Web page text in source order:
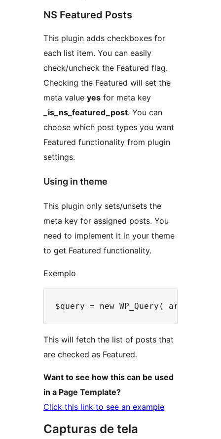
NS Featured Posts
This plugin adds checkboxes for
each list item. You can easily
check/uncheck the Featured flag.
Checking the Featured will set the
meta value yes for meta key
_is_ns_featured_post. You can
choose which post types you want
Featured functionality from plugin
settings.
Using in theme
This plugin only sets/unsets the
meta key for assigned posts. You
need to implement it in your theme
to get Featured functionality.
Exemplo
This will fetch the list of posts that
are checked as Featured.
Want to see how this can be used
in a Page Template?
Click this link to see an example
Capturas de tela